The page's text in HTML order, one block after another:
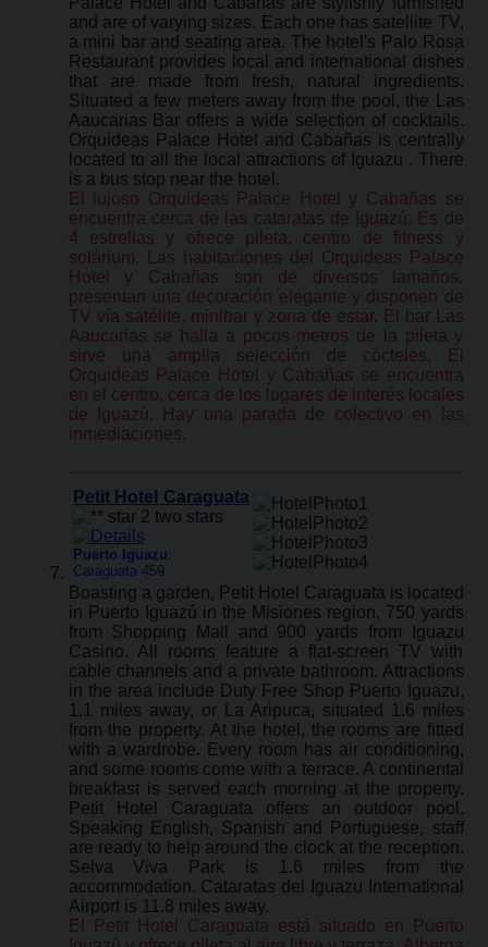
and are of varying sizes. Each one has satellite TV,
a mini bar and seating area. The hotel's Palo Rosa
Restaurant provides local and international dishes
that are made from fresh, natural ingredients.
Situated a few meters away from the pool, the Las
Aaucarias Bar offers a wide selection of cocktails.
Orquideas Palace Hotel and Cabañas is centrally
located to all the local attractions of Iguazu . There
is a bus stop near the hotel.
El lujoso Orquideas Palace Hotel y Cabañas se
encuentra cerca de las cataratas de Iguazú. Es de
4 estrellas y ofrece pileta, centro de fitness y
solárium. Las habitaciones del Orquideas Palace
Hotel y Cabañas son de diversos tamaños,
presentan una decoración elegante y disponen de
TV vía satélite, minibar y zona de estar. El bar Las
Aaucarias se halla a pocos metros de la pileta y
sirve una amplia selección de cócteles. El
Orquideas Palace Hotel y Cabañas se encuentra
en el centro, cerca de los lugares de interés locales
de Iguazú. Hay una parada de colectivo en las
inmediaciones.
Petit Hotel Caraguata
Puerto Iguazu:
Caraguata 459
Boasting a garden, Petit Hotel Caraguata is located
in Puerto Iguazú in the Misiones region, 750 yards
from Shopping Mall and 900 yards from Iguazu
Casino. All rooms feature a flat-screen TV with
cable channels and a private bathroom. Attractions
in the area include Duty Free Shop Puerto Iguazu,
1.1 miles away, or La Aripuca, situated 1.6 miles
from the property. At the hotel, the rooms are fitted
with a wardrobe. Every room has air conditioning,
and some rooms come with a terrace. A continental
breakfast is served each morning at the property.
Petit Hotel Caraguata offers an outdoor pool.
Speaking English, Spanish and Portuguese, staff
are ready to help around the clock at the reception.
Selva Viva Park is 1.6 miles from the
accommodation. Cataratas del Iguazu International
Airport is 11.8 miles away.
El Petit Hotel Caraguata está situado en Puerto